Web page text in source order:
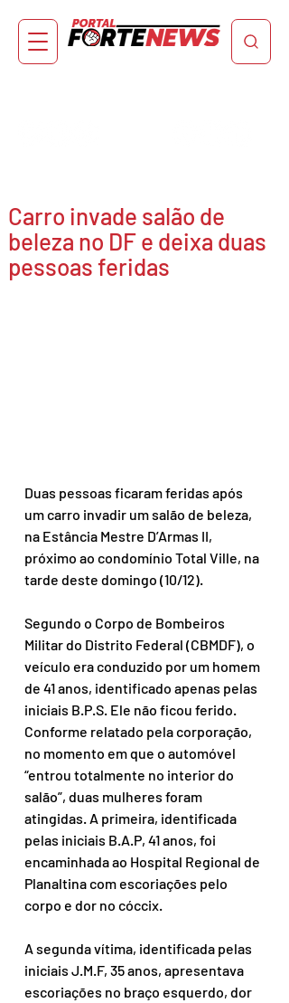
Carro invade salão de
beleza no DF e deixa duas
pessoas feridas
Duas pessoas ficaram feridas após
um carro invadir um salão de beleza,
na Estância Mestre D’Armas II,
próximo ao condomínio Total Ville, na
tarde deste domingo (10/12).
Segundo o Corpo de Bombeiros
Militar do Distrito Federal (CBMDF), o
veículo era conduzido por um homem
de 41 anos, identificado apenas pelas
iniciais B.P.S. Ele não ficou ferido.
Conforme relatado pela corporação,
no momento em que o automóvel
“entrou totalmente no interior do
salão”, duas mulheres foram
atingidas. A primeira, identificada
pelas iniciais B.A.P, 41 anos, foi
encaminhada ao Hospital Regional de
Planaltina com escoriações pelo
corpo e dor no cóccix.
A segunda vítima, identificada pelas
iniciais J.M.F, 35 anos, apresentava
escoriações no braço esquerdo, dor